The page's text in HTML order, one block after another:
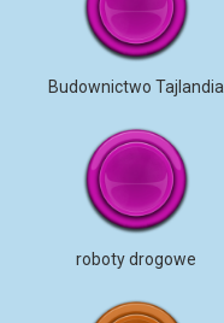
Budownictwo Tajlandia
roboty drogowe